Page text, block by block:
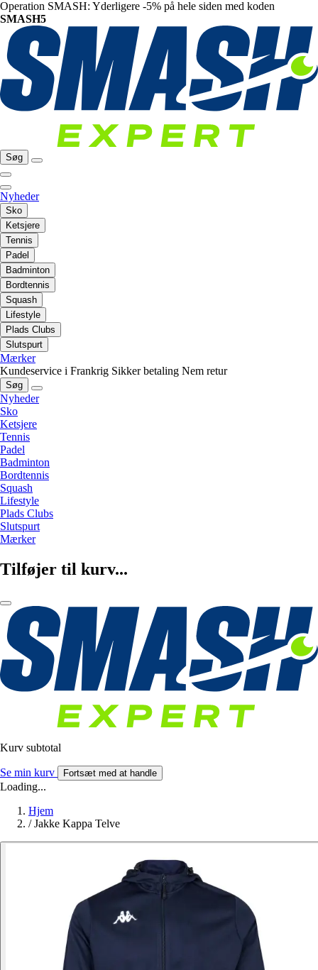
Operation SMASH: Yderligere -5% på hele siden med koden
SMASH5
Søg
Nyheder
Sko
Ketsjere
Tennis
Padel
Badminton
Bordtennis
Squash
Lifestyle
Plads Clubs
Slutspurt
Mærker
Kundeservice i Frankrig Sikker betaling Nem retur
Søg
Nyheder
Sko
Ketsjere
Tennis
Padel
Badminton
Bordtennis
Squash
Lifestyle
Plads Clubs
Slutspurt
Mærker
Tilføjer til kurv...
Kurv subtotal
Se min kurv Fortsæt med at handle
Loading...
Hjem
/ Jakke Kappa Telve